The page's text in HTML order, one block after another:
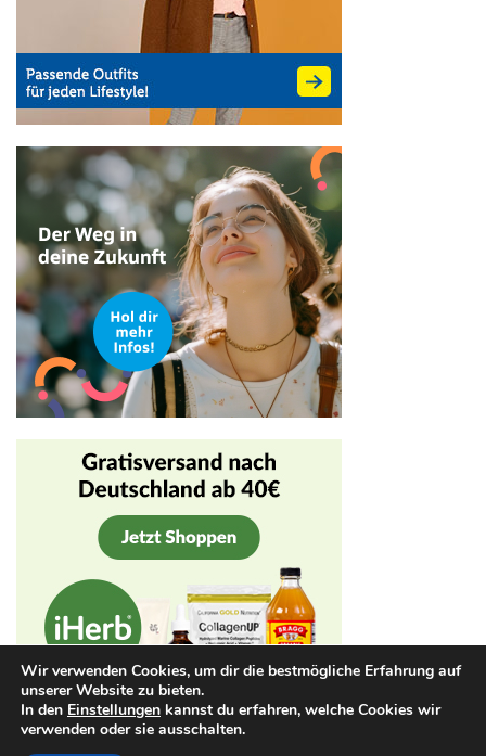
Wir verwenden Cookies, um dir die bestmögliche Erfahrung auf
unserer Website zu bieten.
In den Einstellungen kannst du erfahren, welche Cookies wir
verwenden oder sie ausschalten.